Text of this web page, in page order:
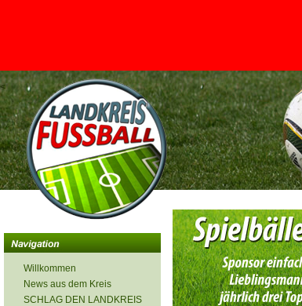
<
Willkommen
News aus dem Kreis
SCHLAG DEN LANDKREIS